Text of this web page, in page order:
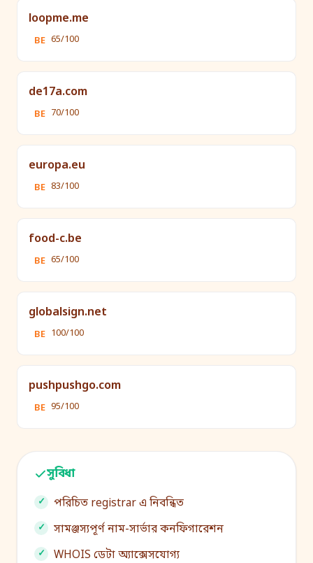
loopme.me
BE 65/100
de17a.com
BE 70/100
europa.eu
BE 83/100
food-c.be
BE 65/100
globalsign.net
BE 100/100
pushpushgo.com
BE 95/100
সুবিধা
পরিচিত registrar এ নিবন্ধিত
সামঞ্জস্যপূর্ণ নাম-সার্ভার কনফিগারেশন
WHOIS ডেটা অ্যাক্সেসযোগ্য